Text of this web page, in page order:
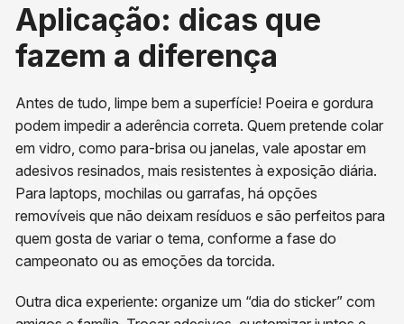
Aplicação: dicas que
fazem a diferença
Antes de tudo, limpe bem a superfície! Poeira e gordura
podem impedir a aderência correta. Quem pretende colar
em vidro, como para-brisa ou janelas, vale apostar em
adesivos resinados, mais resistentes à exposição diária.
Para laptops, mochilas ou garrafas, há opções
removíveis que não deixam resíduos e são perfeitos para
quem gosta de variar o tema, conforme a fase do
campeonato ou as emoções da torcida.
Outra dica experiente: organize um “dia do sticker” com